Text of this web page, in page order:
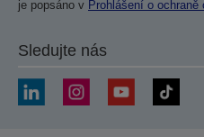
je popsáno v Prohlášení o
Sledujte nás